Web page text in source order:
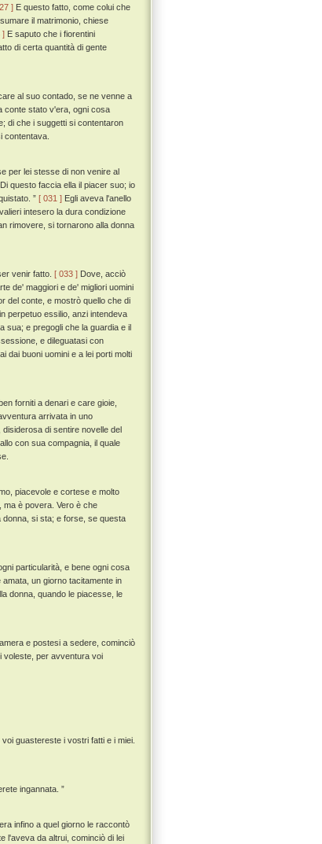
] E questo fatto, come colui che
il matrimonio, chiese
] E saputo che i fiorentini
di certa quantità di gente
al suo contado, se ne venne a
conte stato v'era, ogni cosa
di che i suggetti si contentaron
contentava.
per lei stesse di non venire al
questo faccia ella il piacer suo; io
” [ 031 ] Egli aveva l'anello
intesero la dura condizione
rimovere, si tornarono alla donna
venir fatto. [ 033 ] Dove, acciò
de' maggiori e de' migliori uomini
del conte, e mostrò quello che di
perpetuo essilio, anzi intendeva
sua; e pregogli che la guardia e il
e dileguatasi con
dai buoni uomini e a lei porti molti
forniti a denari e care gioie,
arrivata in uno
di sentire novelle del
con sua compagnia, il quale
piacevole e cortese e molto
ma è povera. Vero è che
si sta; e forse, se questa
particularità, e bene ogni cosa
un giorno tacitamente in
donna, quando le piacesse, le
e postesi a sedere, cominciò
voleste, per avventura voi
guastereste i vostri fatti e i miei.
ingannata. ”
infino a quel giorno le raccontò
l'aveva da altrui, cominciò di lei